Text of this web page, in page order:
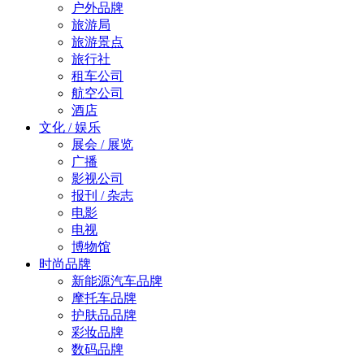
户外品牌
旅游局
旅游景点
旅行社
租车公司
航空公司
酒店
文化 / 娱乐
展会 / 展览
广播
影视公司
报刊 / 杂志
电影
电视
博物馆
时尚品牌
新能源汽车品牌
摩托车品牌
护肤品品牌
彩妆品牌
数码品牌